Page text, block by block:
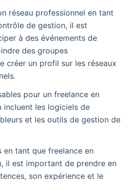
réseau professionnel en tant
de gestion, il est
à des événements de
des groupes
créer un profil sur les réseaux
pour un freelance en
les logiciels de
et les outils de gestion de
en tant que freelance en
il est important de prendre en
son expérience et le